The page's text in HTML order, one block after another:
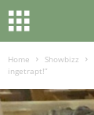
Home Showbizz
ingetrapt!”